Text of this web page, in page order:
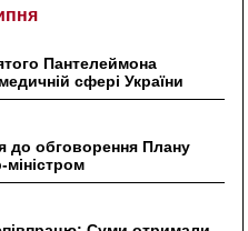
Пантелеймона
сфері України
до обговорення Плану
міністром